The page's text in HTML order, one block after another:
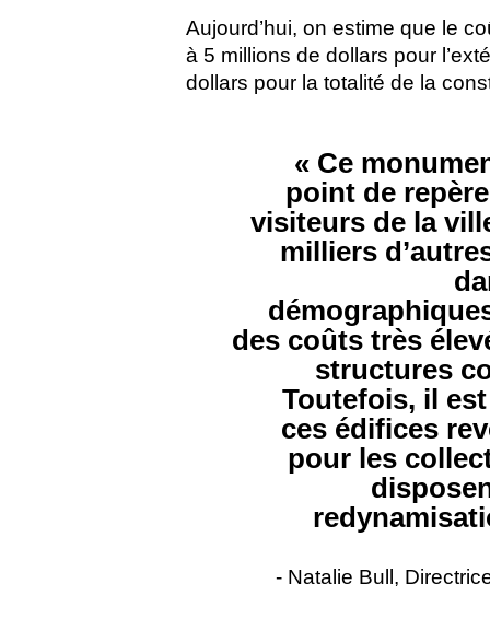
Aujourd’hui, on estime que le
à 5 millions de dollars pour
dollars pour la totalité de la
« Ce
point de
visiteurs de la
milliers
des coûts très
structures
Toutefois, il
ces édifices
pour les
- Natalie Bull,